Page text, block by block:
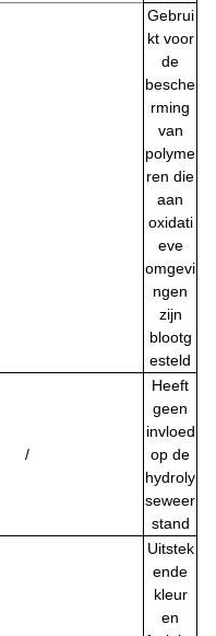
Gebrui
kt voor
de
besche
rming
van
polyme
ren die
aan
oxidati
eve
omgevi
ngen
zijn
blootg
esteld
/
Heeft
geen
invloed
op de
hydroly
seweer
stand
Uitstek
ende
kleur
en